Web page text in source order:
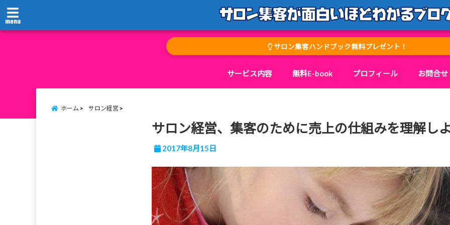
menu
サロン集客ハンドブック無料プレゼント！
サービス内容 無料E-book プロフィール お問合せ
ホーム サロン経営
サロン経営、集客のために売上の仕組みを理解し
2017年8月15日